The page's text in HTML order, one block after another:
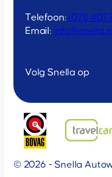
Telefoon:(071) 407
Email: info@snella.nl
Volg Snella op
© 2026 - Snella